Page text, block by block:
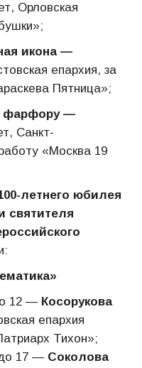
Орловская
икона —
епархия, за
Пятница»;
фарфору —
Санкт-
«Москва 19
летнего юбилея
святителя
12 — Косорукова
епархия
Тихон»;
до 17 — Соколова